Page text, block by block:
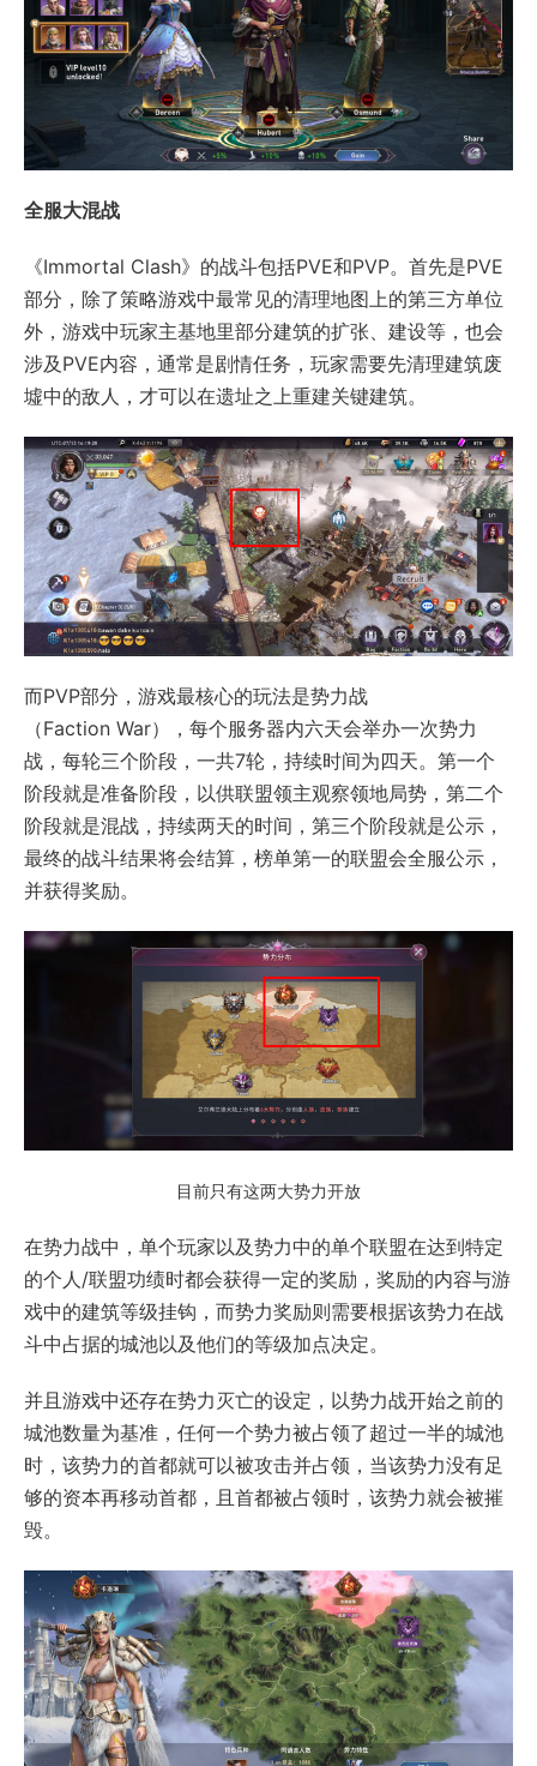
全服大混战
《Immortal Clash》的战斗包括PVE和PVP。首先是PVE
部分，除了策略游戏中最常见的清理地图上的第三方单位
外，游戏中玩家主基地里部分建筑的扩张、建设等，也会
涉及PVE内容，通常是剧情任务，玩家需要先清理建筑废
墟中的敌人，才可以在遗址之上重建关键建筑。
而PVP部分，游戏最核心的玩法是势力战
（Faction War），每个服务器内六天会举办一次势力
战，每轮三个阶段，一共7轮，持续时间为四天。第一个
阶段就是准备阶段，以供联盟领主观察领地局势，第二个
阶段就是混战，持续两天的时间，第三个阶段就是公示，
最终的战斗结果将会结算，榜单第一的联盟会全服公示，
并获得奖励。
目前只有这两大势力开放
在势力战中，单个玩家以及势力中的单个联盟在达到特定
的个人/联盟功绩时都会获得一定的奖励，奖励的内容与游
戏中的建筑等级挂钩，而势力奖励则需要根据该势力在战
斗中占据的城池以及他们的等级加点决定。
并且游戏中还存在势力灭亡的设定，以势力战开始之前的
城池数量为基准，任何一个势力被占领了超过一半的城池
时，该势力的首都就可以被攻击并占领，当该势力没有足
够的资本再移动首都，且首都被占领时，该势力就会被摧
毁。